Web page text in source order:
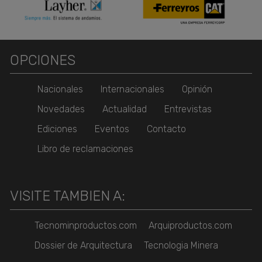
OPCIONES
Nacionales Internacionales
Opinión
Novedades
Actualidad
Entrevistas
Ediciones
Eventos
Contacto
Libro de reclamaciones
VISITE TAMBIEN A:
Tecnominproductos.com
Arquiproductos.com
Dossier de Arquitectura
Tecnologia Minera